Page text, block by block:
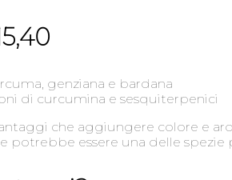
genziana e bardana
di curcumina e sesquiterpenici
che aggiungere colore e
potrebbe essere una delle spezie